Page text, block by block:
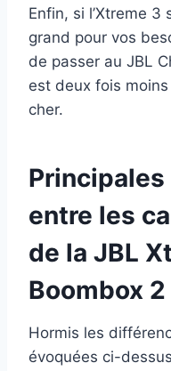
Enfin, si l’Xtreme
grand pour vos
de passer au JBL
est deux fois
cher.
entre les
de la JBL
Boombox 2
Hormis les
évoquées ci-